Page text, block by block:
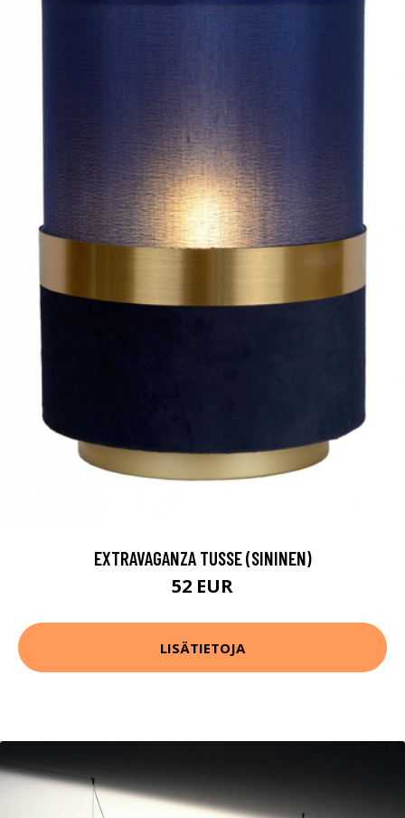
EXTRAVAGANZA TUSSE (SININEN)
52 EUR
LISÄTIETOJA